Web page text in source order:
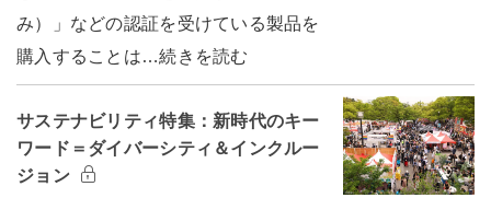
み）」などの認証を受けている製品を
購入することは…続きを読む
サステナビリティ特集：新時代のキー
ワード＝ダイバーシティ＆インクルー
ジョン